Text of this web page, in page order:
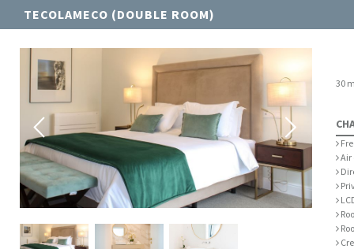
TECOLAMECO (DOUBLE ROOM)
30
Air